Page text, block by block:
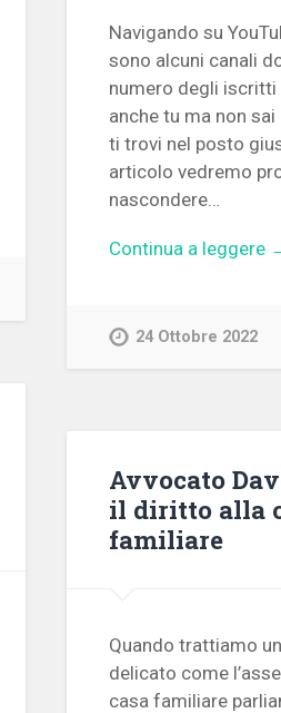
Navigando su
sono alcuni canali
numero degli
anche tu ma non
ti trovi nel posto
articolo vedremo
nascondere…
Continua a leggere
24 Ottobre 2022
Avvocato
il diritto alla
familiare
Quando trattiamo
delicato come
casa familiare